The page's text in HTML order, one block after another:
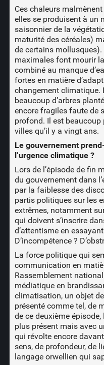
Ces chaleurs
elles se produisent à un
saisonnier de la
maturité des céréales)
de certains
maximales font mourir
combiné au manque
fortes en matière
changement climatique.
beaucoup d’arbres
encore fragiles faute de
profond. Il est
villes qu’il y a vingt ans.
Le gouvernement
l’urgence climatique ?
Lors de l’épisode de fin
du gouvernement dans
par la faiblesse des
partis politiques sur les
extrêmes, notamment
qui doivent s’inscrire
d’attentisme en
D’incompétence ?
La force politique qui
communication en
Rassemblement
médiatique en
climatisation, un objet
présenté comme tel, de
de ce deuxième épisode,
plus présent mais avec
qui révolte encore
sens, de profondeur, de
langage orwellien qui